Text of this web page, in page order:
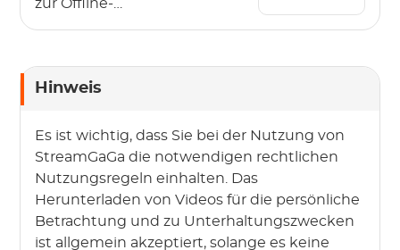
zur Offline-
Hinweis
Es ist wichtig, dass Sie bei der Nutzung von
StreamGaGa die notwendigen rechtlichen
Nutzungsregeln einhalten. Das
Herunterladen von Videos für die persönliche
Betrachtung und zu Unterhaltungszwecken
ist allgemein akzeptiert, solange es keine